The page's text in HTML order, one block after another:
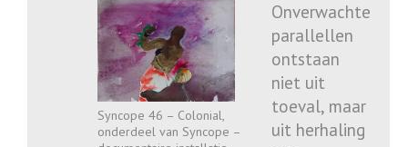
Syncope 46 – Colonial,
onderdeel van Syncope –
Onverwachte
parallellen
ontstaan
niet uit
toeval, maar
uit herhaling